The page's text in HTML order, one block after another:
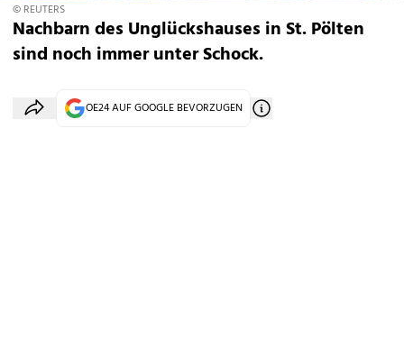
© REUTERS
Nachbarn des Unglückshauses in St. Pölten
sind noch immer unter Schock.
OE24 AUF GOOGLE BEVORZUGEN